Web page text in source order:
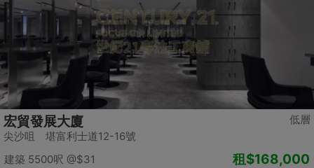
低層
宏貿發展大廈
尖沙咀 堪富利士道12-16號
建築 5500呎 @$31
租$168,000